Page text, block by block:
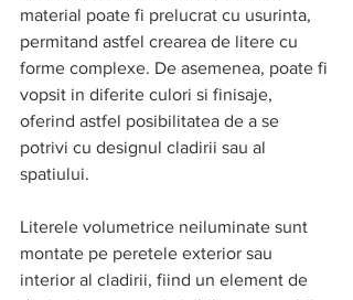
material poate fi prelucrat cu usurinta,
permitand astfel crearea de litere cu
forme complexe. De asemenea, poate fi
vopsit in diferite culori si finisaje,
oferind astfel posibilitatea de a se
potrivi cu designul cladirii sau al
spatiului.
Literele volumetrice neiluminate sunt
montate pe peretele exterior sau
interior al cladirii, fiind un element de